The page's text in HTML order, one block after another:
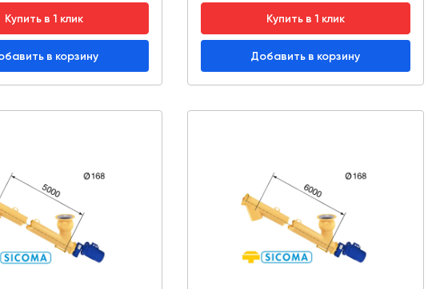
Проектирование технологических
линий,промышленных зданий и сооружений
Купить в 1 клик
в корзину
Купить в 1 клик
Добавить в корзину